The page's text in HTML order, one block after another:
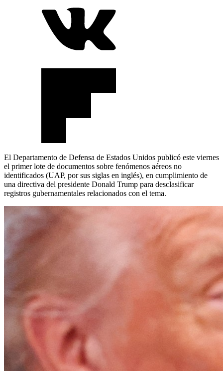
El Departamento de Defensa de Estados Unidos publicó este viernes
el primer lote de documentos sobre fenómenos aéreos no
identificados (UAP, por sus siglas en inglés), en cumplimiento de
una directiva del presidente Donald Trump para desclasificar
registros gubernamentales relacionados con el tema.